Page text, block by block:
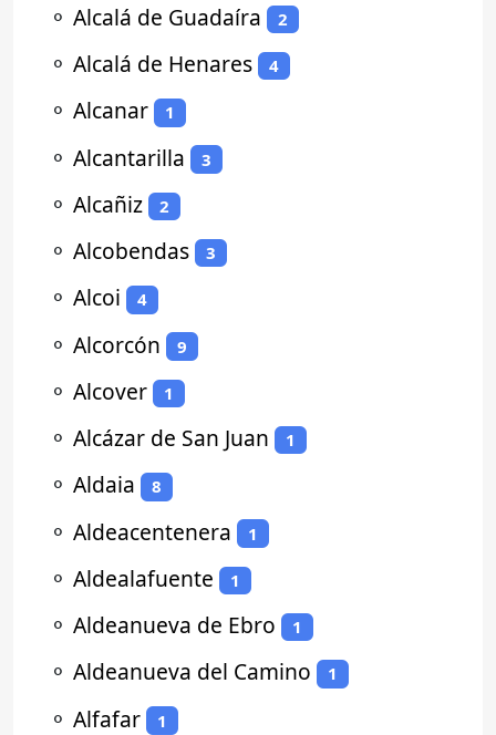
⚬ Alcalá de Guadaíra 2
⚬ Alcalá de Henares 4
⚬ Alcanar 1
⚬ Alcantarilla 3
⚬ Alcañiz 2
⚬ Alcobendas 3
⚬ Alcoi 4
⚬ Alcorcón 9
⚬ Alcover 1
⚬ Alcázar de San Juan 1
⚬ Aldaia 8
⚬ Aldeacentenera 1
⚬ Aldealafuente 1
⚬ Aldeanueva de Ebro 1
⚬ Aldeanueva del Camino 1
⚬ Alfafar 1